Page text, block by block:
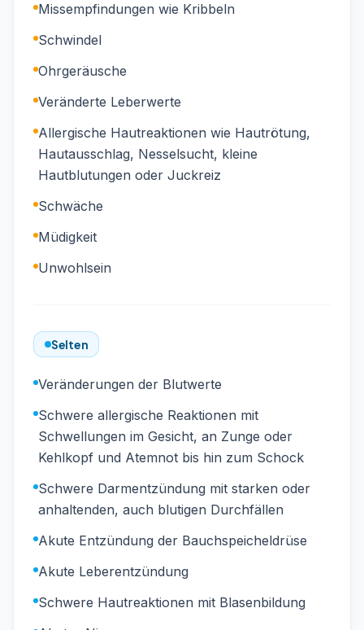
Missempfindungen wie Kribbeln
Schwindel
Ohrgeräusche
Veränderte Leberwerte
Allergische Hautreaktionen wie Hautrötung,
Hautausschlag, Nesselsucht, kleine
Hautblutungen oder Juckreiz
Schwäche
Müdigkeit
Unwohlsein
Selten
Veränderungen der Blutwerte
Schwere allergische Reaktionen mit
Schwellungen im Gesicht, an Zunge oder
Kehlkopf und Atemnot bis hin zum Schock
Schwere Darmentzündung mit starken oder
anhaltenden, auch blutigen Durchfällen
Akute Entzündung der Bauchspeicheldrüse
Akute Leberentzündung
Schwere Hautreaktionen mit Blasenbildung